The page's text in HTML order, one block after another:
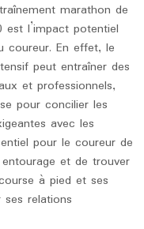
marathon de
l’impact potentiel
coureur. En effet, le
peut entraîner des
et professionnels,
pour concilier les
avec les
pour le coureur de
et de trouver
à pied et ses
relations